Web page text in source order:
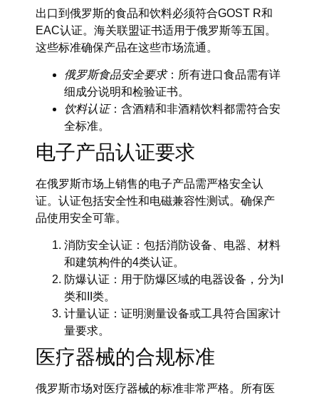
出口到俄罗斯的食品和饮料必须符合GOST R和
EAC认证。海关联盟证书适用于俄罗斯等五国。
这些标准确保产品在这些市场流通。
俄罗斯食品安全要求：所有进口食品需有详
细成分说明和检验证书。
饮料认证：含酒精和非酒精饮料都需符合安
全标准。
电子产品认证要求
在俄罗斯市场上销售的电子产品需严格安全认
证。认证包括安全性和电磁兼容性测试。确保产
品使用安全可靠。
消防安全认证：包括消防设备、电器、材料
和建筑构件的4类认证。
防爆认证：用于防爆区域的电器设备，分为I
类和II类。
计量认证：证明测量设备或工具符合国家计
量要求。
医疗器械的合规标准
俄罗斯市场对医疗器械的标准非常严格。所有医